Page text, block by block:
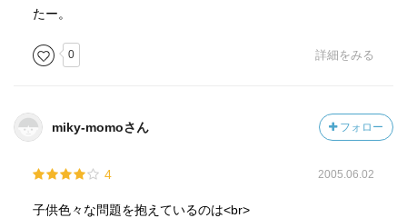
たー。
0 詳細をみる
miky-momoさん フォロー
4 2005.06.02
子供色々な問題を抱えているのは<br>